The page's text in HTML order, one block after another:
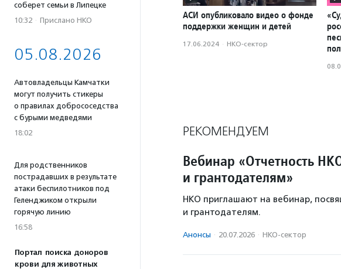
соберет семьи в Липецке
10:32 · Прислано НКО
05.08.2026
Автовладельцы Камчатки
могут получить стикеры
о правилах добрососедства
с бурыми медведями
18:02
Для родственников
пострадавших в результате
атаки беспилотников под
Геленджиком открыли
горячую линию
16:58
Портал поиска доноров
крови для животных
АСИ опубликовало видео о фонде
поддержки женщин и детей
17.06.2024 · НКО-сектор
РЕКОМЕНДУЕМ
Вебинар «Отчетность
и грантодателям»
НКО приглашают на вебинар,
и грантодателям.
Анонсы · 20.07.2026 · НКО-сектор